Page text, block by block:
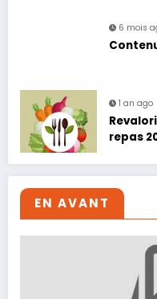
6 mois
1 an ago
repas
EN AVANT